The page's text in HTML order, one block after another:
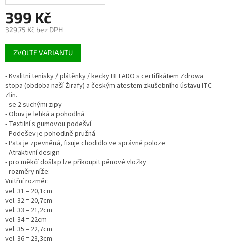
399 Kč
329,75 Kč bez DPH
Měrná
cena:
ZVOLTE VARIANTU
- Kvalitní tenisky / plátěnky / kecky BEFADO s certifikátem Zdrowa
stopa (obdoba naší Žirafy) a českým atestem zkušebního ústavu ITC
Zlín.
- se 2 suchými zipy
- Obuv je lehká a pohodlná
- Textilní s gumovou podešví
- Podešev je pohodlně pružná
- Pata je zpevněná, fixuje chodidlo ve správné poloze
- Atraktivní design
- pro měkčí došlap lze přikoupit pěnové vložky
- rozměry níže:
Vnitřní rozměr:
vel. 31 = 20,1cm
vel. 32 = 20,7cm
vel. 33 = 21,2cm
vel. 34 = 22cm
vel. 35 = 22,7cm
vel. 36 = 23,3cm